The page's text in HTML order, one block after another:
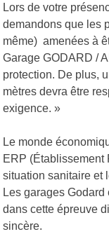
Lors de votre
demandons que les
même) amenées à
Garage GODARD /
protection. De plus,
mètres devra être
exigence. »
Le monde
ERP (Établissement
situation sanitaire et
Les garages Godard
dans cette épreuve
sincère.